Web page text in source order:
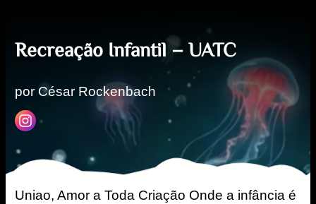
Recreação Infantil – UATC
por César Rockenbach
Uniao, Amor a Toda Criação Onde a infância é